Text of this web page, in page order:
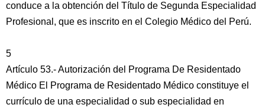
conduce a la obtención del Título de Segunda Especialidad
Profesional, que es inscrito en el Colegio Médico del Perú.
5
Artículo 53.- Autorización del Programa De Residentado
Médico El Programa de Residentado Médico constituye el
currículo de una especialidad o sub especialidad en